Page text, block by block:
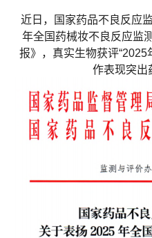
近日，国家药品不良反应
年全国药械妆不良反应监
报》，真实生物获评
作表现突出